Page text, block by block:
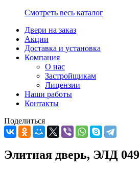
Смотреть весь каталог
Двери на заказ
Акции
Доставка и установка
Компания
О нас
Застройщикам
Лицензии
Наши работы
Контакты
Поделиться
Элитная дверь, ЭЛД 049